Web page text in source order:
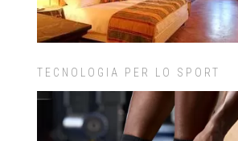
TECNOLOGIA PER LO SPORT